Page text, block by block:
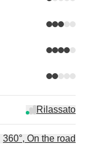
Rilassato
360°, On the road